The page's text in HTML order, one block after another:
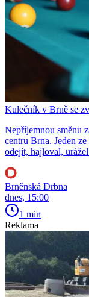
Kulečník v Brně se
Nepříjemnou směnu
centru Brna. Jeden
odejít, hajloval,
Brněnská Drbna
dnes, 15:00
1 min
Reklama